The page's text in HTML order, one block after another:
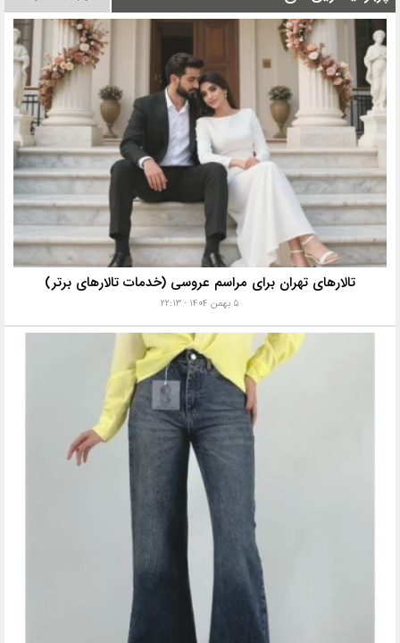
تالارهای تهران برای مراسم عروسی (خدمات تالارهای برتر)
۵ بهمن ۱۴۰۴ - ۲۲:۱۳